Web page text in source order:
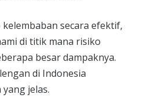
secara efektif,
di titik mana risiko
besar dampaknya.
di Indonesia
jelas.